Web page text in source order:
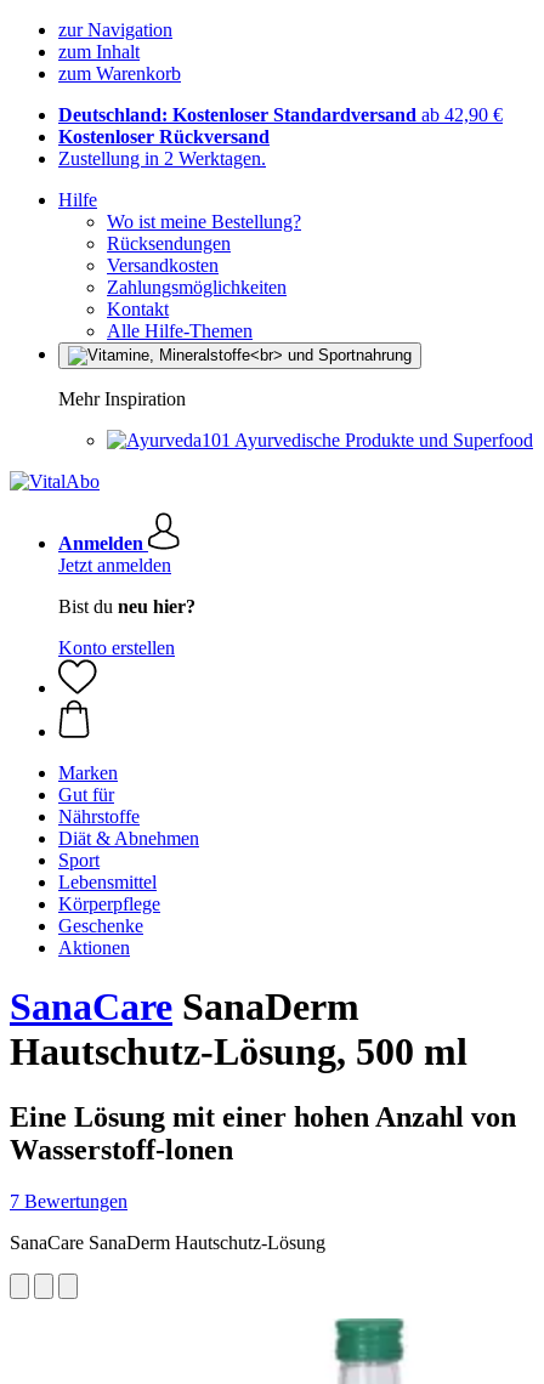
zur Navigation
zum Inhalt
zum Warenkorb
Deutschland: Kostenloser Standardversand ab 42,90 €
Kostenloser Rückversand
Zustellung in 2 Werktagen.
Hilfe
Wo ist meine Bestellung?
Rücksendungen
Versandkosten
Zahlungsmöglichkeiten
Kontakt
Alle Hilfe-Themen
Mehr Inspiration
Ayurvedische Produkte und Superfood
Anmelden
Jetzt anmelden
Bist du neu hier?
Konto erstellen
Marken
Gut für
Nährstoffe
Diät & Abnehmen
Sport
Lebensmittel
Körperpflege
Geschenke
Aktionen
SanaCare SanaDerm
Hautschutz-Lösung, 500 ml
Eine Lösung mit einer hohen Anzahl von
Wasserstoff-lonen
7 Bewertungen
SanaCare SanaDerm Hautschutz-Lösung